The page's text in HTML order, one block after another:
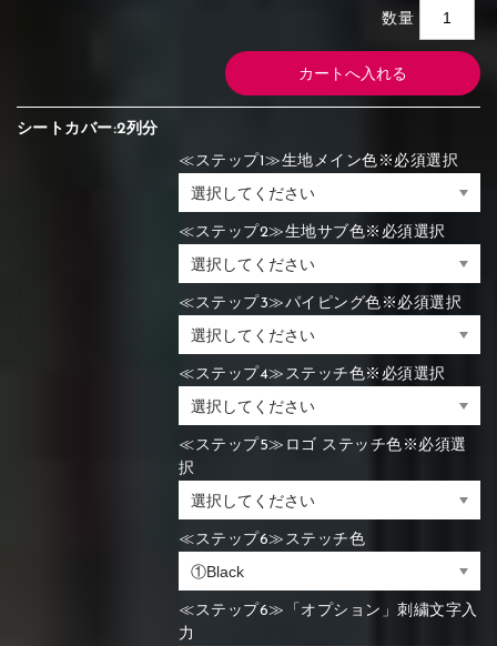
数量
シートカバー:2列分
≪ステップ1≫生地メイン色※必須選択
≪ステップ2≫生地サブ色※必須選択
≪ステップ3≫パイピング色※必須選択
≪ステップ4≫ステッチ色※必須選択
≪ステップ5≫ロゴ ステッチ色※必須選
択
≪ステップ6≫ステッチ色
≪ステップ6≫「オプション」刺繍文字入
力